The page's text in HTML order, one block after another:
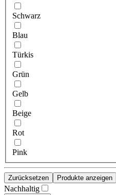
Schwarz
Blau
Türkis
Grün
Gelb
Beige
Rot
Pink
Zurücksetzen Produkte anzeigen
Nachhaltig